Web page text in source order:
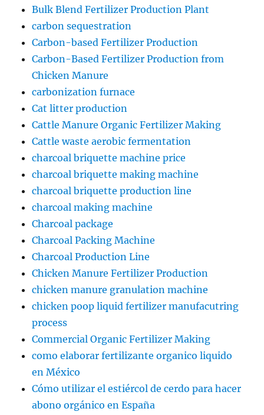
Bulk Blend Fertilizer Production Plant
carbon sequestration
Carbon-based Fertilizer Production
Carbon-Based Fertilizer Production from
Chicken Manure
carbonization furnace
Cat litter production
Cattle Manure Organic Fertilizer Making
Cattle waste aerobic fermentation
charcoal briquette machine price
charcoal briquette making machine
charcoal briquette production line
charcoal making machine
Charcoal package
Charcoal Packing Machine
Charcoal Production Line
Chicken Manure Fertilizer Production
chicken manure granulation machine
chicken poop liquid fertilizer manufacutring
process
Commercial Organic Fertilizer Making
como elaborar fertilizante organico liquido
en México
Cómo utilizar el estiércol de cerdo para hacer
abono orgánico en España